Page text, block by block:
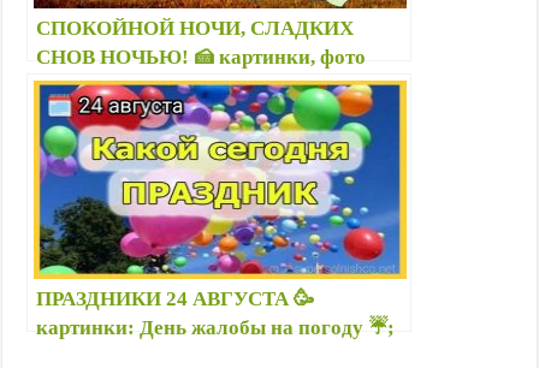
СПОКОЙНОЙ НОЧИ, СЛАДКИХ
СНОВ НОЧЬЮ! 🍰 картинки, фото
прикольные, красивые, со смыслом,
пожеланье в открытках
ПРАЗДНИКИ 24 АВГУСТА 🥳
картинки: День жалобы на погоду ☔;